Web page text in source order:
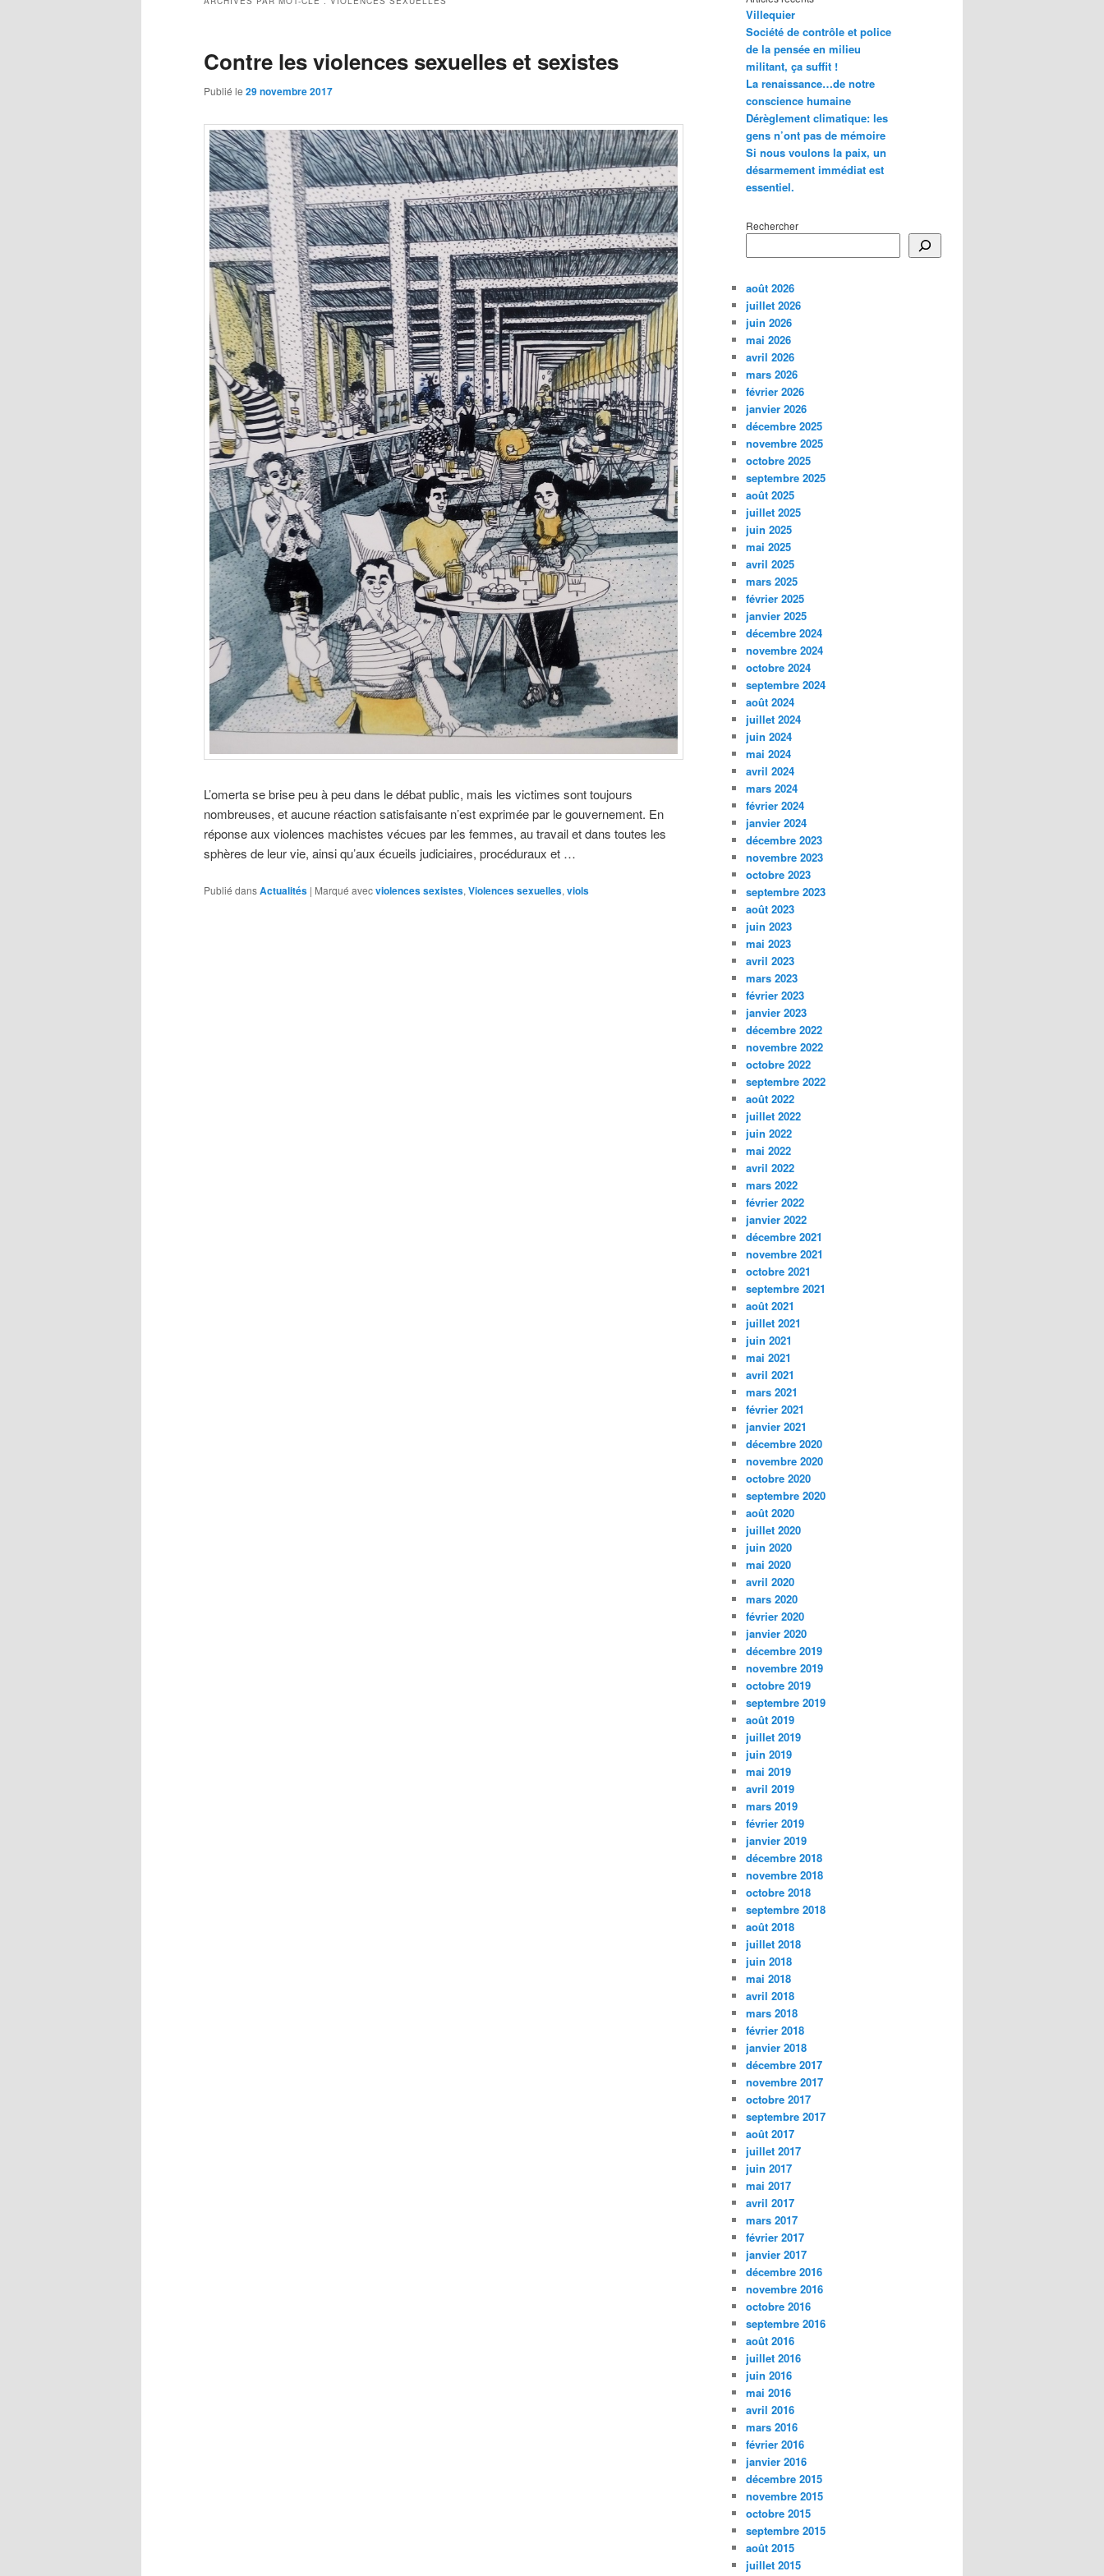
Contre les violences sexuelles et sexistes
Publié le 29 novembre 2017
L’omerta se brise peu à peu dans le débat public, mais les victimes sont toujours
nombreuses, et aucune réaction satisfaisante n’est exprimée par le gouvernement. En
réponse aux violences machistes vécues par les femmes, au travail et dans toutes les
sphères de leur vie, ainsi qu’aux écueils judiciaires, procéduraux et …
Publié dansActualités | Marqué avecviolences sexistes, Violences sexuelles, viols
Villequier
Société de contrôle et police
de la pensée en milieu
militant, ça suffit !
La renaissance…de notre
conscience humaine
Dérèglement climatique: les
gens n’ont pas de mémoire
Si nous voulons la paix, un
désarmement immédiat est
essentiel.
Rechercher
août 2026
juillet 2026
juin 2026
mai 2026
avril 2026
mars 2026
février 2026
janvier 2026
décembre 2025
novembre 2025
octobre 2025
septembre 2025
août 2025
juillet 2025
juin 2025
mai 2025
avril 2025
mars 2025
février 2025
janvier 2025
décembre 2024
novembre 2024
octobre 2024
septembre 2024
août 2024
juillet 2024
juin 2024
mai 2024
avril 2024
mars 2024
février 2024
janvier 2024
décembre 2023
novembre 2023
octobre 2023
septembre 2023
août 2023
juin 2023
mai 2023
avril 2023
mars 2023
février 2023
janvier 2023
décembre 2022
novembre 2022
octobre 2022
septembre 2022
août 2022
juillet 2022
juin 2022
mai 2022
avril 2022
mars 2022
février 2022
janvier 2022
décembre 2021
novembre 2021
octobre 2021
septembre 2021
août 2021
juillet 2021
juin 2021
mai 2021
avril 2021
mars 2021
février 2021
janvier 2021
décembre 2020
novembre 2020
octobre 2020
septembre 2020
août 2020
juillet 2020
juin 2020
mai 2020
avril 2020
mars 2020
février 2020
janvier 2020
décembre 2019
novembre 2019
octobre 2019
septembre 2019
août 2019
juillet 2019
juin 2019
mai 2019
avril 2019
mars 2019
février 2019
janvier 2019
décembre 2018
novembre 2018
octobre 2018
septembre 2018
août 2018
juillet 2018
juin 2018
mai 2018
avril 2018
mars 2018
février 2018
janvier 2018
décembre 2017
novembre 2017
octobre 2017
septembre 2017
août 2017
juillet 2017
juin 2017
mai 2017
avril 2017
mars 2017
février 2017
janvier 2017
décembre 2016
novembre 2016
octobre 2016
septembre 2016
août 2016
juillet 2016
juin 2016
mai 2016
avril 2016
mars 2016
février 2016
janvier 2016
décembre 2015
novembre 2015
octobre 2015
septembre 2015
août 2015
juillet 2015